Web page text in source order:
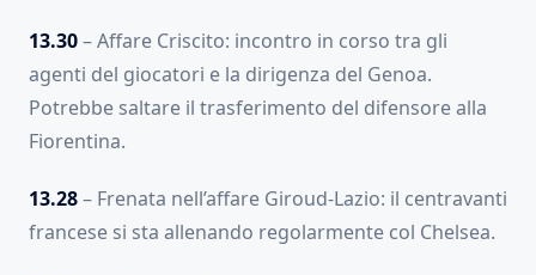
13.30– Affare Criscito: incontro in corso tra gli
agenti del giocatori e la dirigenza del Genoa.
Potrebbe saltare il trasferimento del difensore alla
Fiorentina.
13.28– Frenata nell’affare Giroud-Lazio: il centravanti
francese si sta allenando regolarmente col Chelsea.